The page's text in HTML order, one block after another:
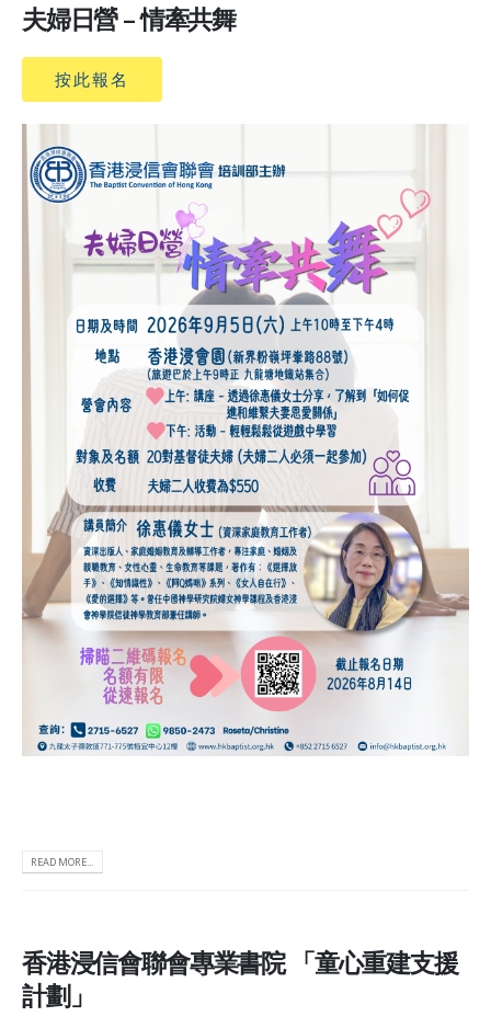
夫婦日營 – 情牽共舞
按此報名
READ MORE...
香港浸信會聯會專業書院 「童心重建支援
計劃」